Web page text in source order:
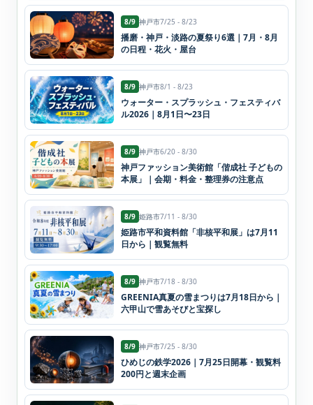
8/9 神戸市7/25 - 8/23
播磨・神戸・淡路の夏祭り6選｜7月・8月
の日程・花火・屋台
8/9 神戸市8/1 - 8/23
ウォーター・スプラッシュ・フェスティバ
ル2026｜8月1日〜23日
8/9 神戸市6/20 - 8/30
神戸ファッション美術館「偕成社 子どもの
本展」｜会期・料金・整理券の注意点
8/9 姫路市7/11 - 8/30
姫路市平和資料館「非核平和展」は7月11
日から｜観覧無料
8/9 神戸市7/18 - 8/30
GREENIA真夏の雪まつりは7月18日から｜
六甲山で雪あそびと宝探し
8/9 神戸市7/25 - 8/30
ひめじの鉄学2026｜7月25日開幕・観覧料
200円と週末企画